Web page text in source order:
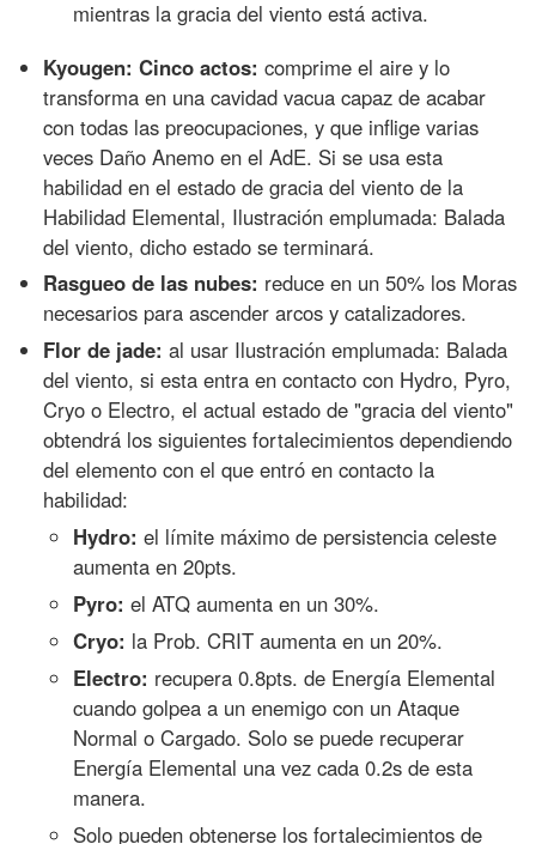
mientras la gracia del viento está activa.
Kyougen: Cinco actos: comprime el aire y lo
transforma en una cavidad vacua capaz de acabar
con todas las preocupaciones, y que inflige varias
veces Daño Anemo en el AdE. Si se usa esta
habilidad en el estado de gracia del viento de la
Habilidad Elemental, Ilustración emplumada: Balada
del viento, dicho estado se terminará.
Rasgueo de las nubes: reduce en un 50% los Moras
necesarios para ascender arcos y catalizadores.
Flor de jade: al usar Ilustración emplumada: Balada
del viento, si esta entra en contacto con Hydro, Pyro,
Cryo o Electro, el actual estado de "gracia del viento"
obtendrá los siguientes fortalecimientos dependiendo
del elemento con el que entró en contacto la
habilidad:
Hydro: el límite máximo de persistencia celeste
aumenta en 20pts.
Pyro: el ATQ aumenta en un 30%.
Cryo: la Prob. CRIT aumenta en un 20%.
Electro: recupera 0.8pts. de Energía Elemental
cuando golpea a un enemigo con un Ataque
Normal o Cargado. Solo se puede recuperar
Energía Elemental una vez cada 0.2s de esta
manera.
Solo pueden obtenerse los fortalecimientos de